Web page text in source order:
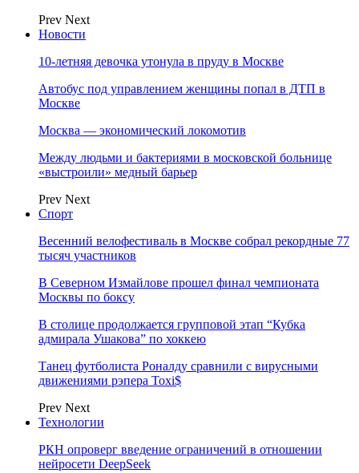
Prev Next
Новости
10-летняя девочка утонула в пруду в Москве
Автобус под управлением женщины попал в ДТП в
Москве
Москва — экономический локомотив
Между людьми и бактериями в московской больнице
«выстроили» медный барьер
Prev Next
Спорт
Весенний велофестиваль в Москве собрал рекордные 77
тысяч участников
В Северном Измайлове прошел финал чемпионата
Москвы по боксу
В столице продолжается групповой этап “Кубка
адмирала Ушакова” по хоккею
Танец футболиста Роналду сравнили с вирусными
движениями рэпера Toxi$
Prev Next
Технологии
РКН опроверг введение ограничений в отношении
нейросети DeepSeek